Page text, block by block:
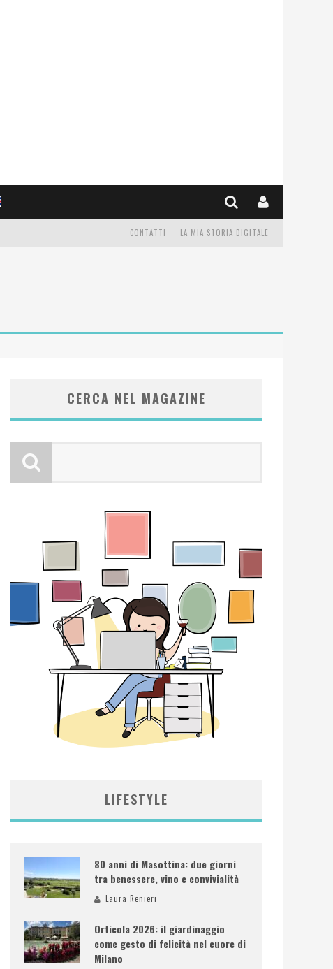
LA MIA STORIA DIGITALE
CONTATTI
CERCA NEL MAGAZINE
LIFESTYLE
80 anni di Masottina: due giorni
tra benessere, vino e convivialità
Laura Renieri
Orticola 2026: il giardinaggio
come gesto di felicità nel cuore di
Milano